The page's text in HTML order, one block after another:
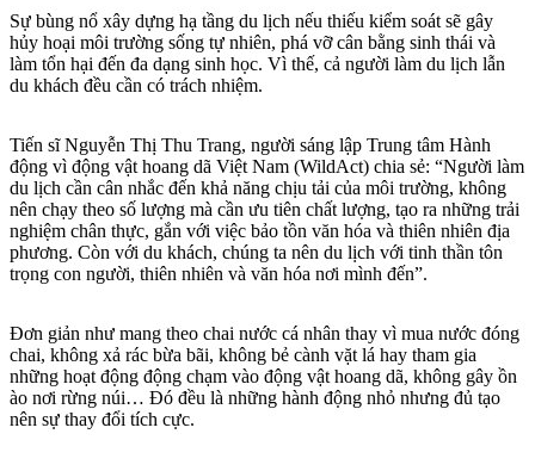
Sự bùng nổ xây dựng hạ tầng du lịch nếu thiếu kiểm soát sẽ gây
hủy hoại môi trường sống tự nhiên, phá vỡ cân bằng sinh thái và
làm tổn hại đến đa dạng sinh học. Vì thế, cả người làm du lịch lẫn
du khách đều cần có trách nhiệm.
Tiến sĩ Nguyễn Thị Thu Trang, người sáng lập Trung tâm Hành
động vì động vật hoang dã Việt Nam (WildAct) chia sẻ: “Người làm
du lịch cần cân nhắc đến khả năng chịu tải của môi trường, không
nên chạy theo số lượng mà cần ưu tiên chất lượng, tạo ra những trải
nghiệm chân thực, gắn với việc bảo tồn văn hóa và thiên nhiên địa
phương. Còn với du khách, chúng ta nên du lịch với tinh thần tôn
trọng con người, thiên nhiên và văn hóa nơi mình đến”.
Đơn giản như mang theo chai nước cá nhân thay vì mua nước đóng
chai, không xả rác bừa bãi, không bẻ cành vặt lá hay tham gia
những hoạt động động chạm vào động vật hoang dã, không gây ồn
ào nơi rừng núi… Đó đều là những hành động nhỏ nhưng đủ tạo
nên sự thay đổi tích cực.